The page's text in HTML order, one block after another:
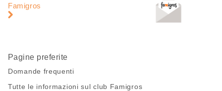
pagina
pagina
Famigros
Pagine preferite
Domande frequenti
Tutte le informazioni sul club Famigros